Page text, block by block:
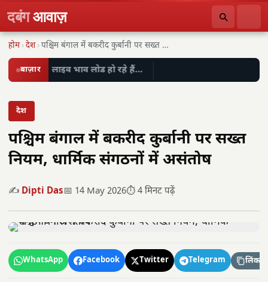
दबंगआवाज़
होम ›देश › पश्चिम बंगाल में बकरीद कुर्बानी पर सख्त नियम,…
बाज़ार लाइव भाव लोड हो रहे हैं…
देश
पश्चिम बंगाल में बकरीद कुर्बानी पर सख्त
नियम, धार्मिक संगठनों में असंतोष
✍️ Dipti Das📅 14 May 2026⏱️ 4 मिनट पढ़ें
WhatsApp Facebook Twitter Telegram लिंक